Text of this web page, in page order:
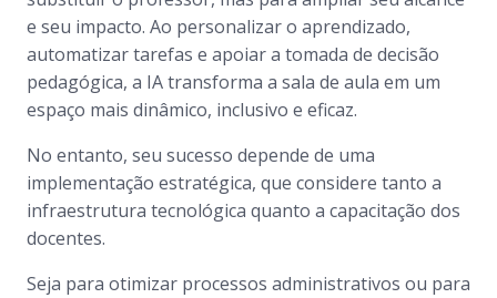
e seu impacto. Ao personalizar o aprendizado,
automatizar tarefas e apoiar a tomada de decisão
pedagógica, a IA transforma a sala de aula em um
espaço mais dinâmico, inclusivo e eficaz.
No entanto, seu sucesso depende de uma
implementação estratégica, que considere tanto a
infraestrutura tecnológica quanto a capacitação dos
docentes.
Seja para otimizar processos administrativos ou para